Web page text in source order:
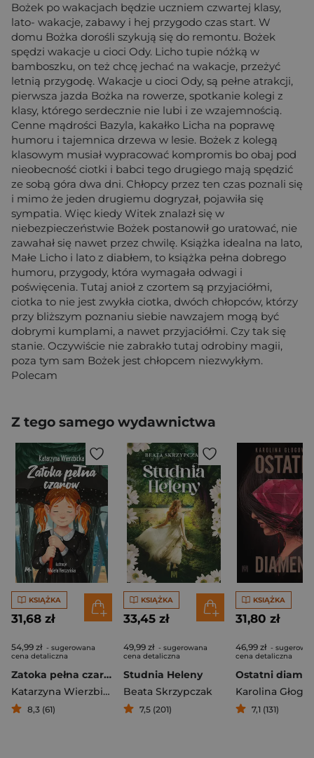
Bożek po wakacjach będzie uczniem czwartej klasy,
lato- wakacje, zabawy i hej przygodo czas start. W
domu Bożka dorośli szykują się do remontu. Bożek
spędzi wakacje u cioci Ody. Licho tupie nóżką w
bamboszku, on też chcę jechać na wakacje, przeżyć
letnią przygodę. Wakacje u cioci Ody, są pełne atrakcji,
pierwsza jazda Bożka na rowerze, spotkanie kolegi z
klasy, którego serdecznie nie lubi i ze wzajemnością.
Cenne mądrości Bazyla, kakałko Licha na poprawę
humoru i tajemnica drzewa w lesie. Bożek z kolegą
klasowym musiał wypracować kompromis bo obaj pod
nieobecność ciotki i babci tego drugiego mają spędzić
ze sobą góra dwa dni. Chłopcy przez ten czas poznali się
i mimo że jeden drugiemu dogryzał, pojawiła się
sympatia. Więc kiedy Witek znalazł się w
niebezpieczeństwie Bożek postanowił go uratować, nie
zawahał się nawet przez chwilę. Książka idealna na lato,
Małe Licho i lato z diabłem, to książka pełna dobrego
humoru, przygody, która wymagała odwagi i
poświęcenia. Tutaj anioł z czortem są przyjaciółmi,
ciotka to nie jest zwykła ciotka, dwóch chłopców, którzy
przy bliższym poznaniu siebie nawzajem mogą być
dobrymi kumplami, a nawet przyjaciółmi. Czy tak się
stanie. Oczywiście nie zabrakło tutaj odrobiny magii,
poza tym sam Bożek jest chłopcem niezwykłym.
Polecam
Z tego samego wydawnictwa
KSIĄŻKA
31,68 zł
54,99 zł - sugerowana
cena detaliczna
Zatoka pełna czarów
Katarzyna Wierzbicka
8,3 (61)
KSIĄŻKA
33,45 zł
49,99 zł - sugerowana
cena detaliczna
Studnia Heleny
Beata Skrzypczak
7,5 (201)
KSIĄŻKA
31,80 zł
46,99 zł -
cena detaliczna
Ostatni
Karolina
7,1 (131)